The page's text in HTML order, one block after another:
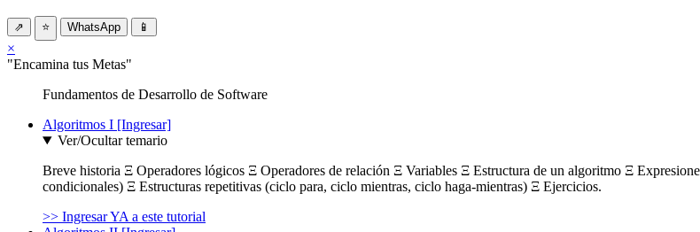
⇗ ⭐ WhatsApp 📱
×
"Encamina tus Metas"
Fundamentos de Desarrollo de Software
Algoritmos I [Ingresar]
Ver/Ocultar temario
Breve historia Ξ Operadores lógicos Ξ Operadores de relación Ξ Variables Ξ Estructura de un algoritmo Ξ
condicionales) Ξ Estructuras repetitivas (ciclo para, ciclo mientras, ciclo haga-mientras) Ξ Ejercicios.
>> Ingresar YA a este tutorial